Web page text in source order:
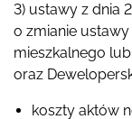
3) ustawy z dnia
o zmianie
mieszkalnego
oraz
koszty aktów